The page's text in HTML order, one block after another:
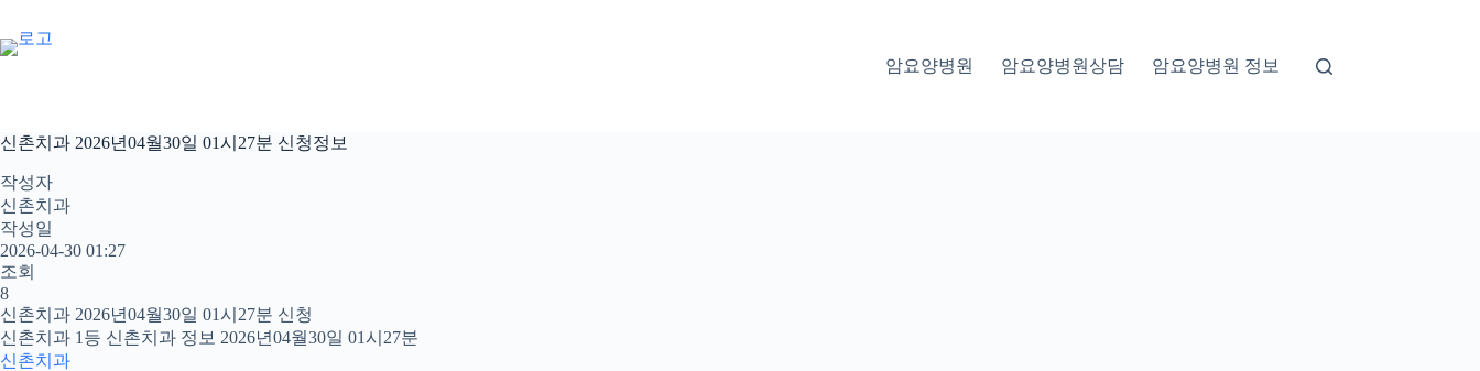
으
뛰
기
암요양병원 암요양병원상담 암요양병원 정보
신촌치과 2026년04월30일 01시27분 신청정보
작성자
신촌치과
작성일
2026-04-30 01:27
조회
8
신촌치과 2026년04월30일 01시27분 신청
신촌치과 1등 신촌치과 정보 2026년04월30일 01시27분
신촌치과